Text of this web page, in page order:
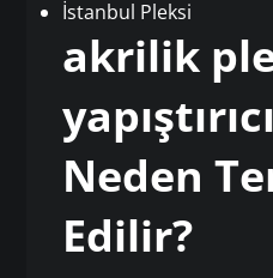
İstanbul Pleksi
akrilik
Neden
Edilir?